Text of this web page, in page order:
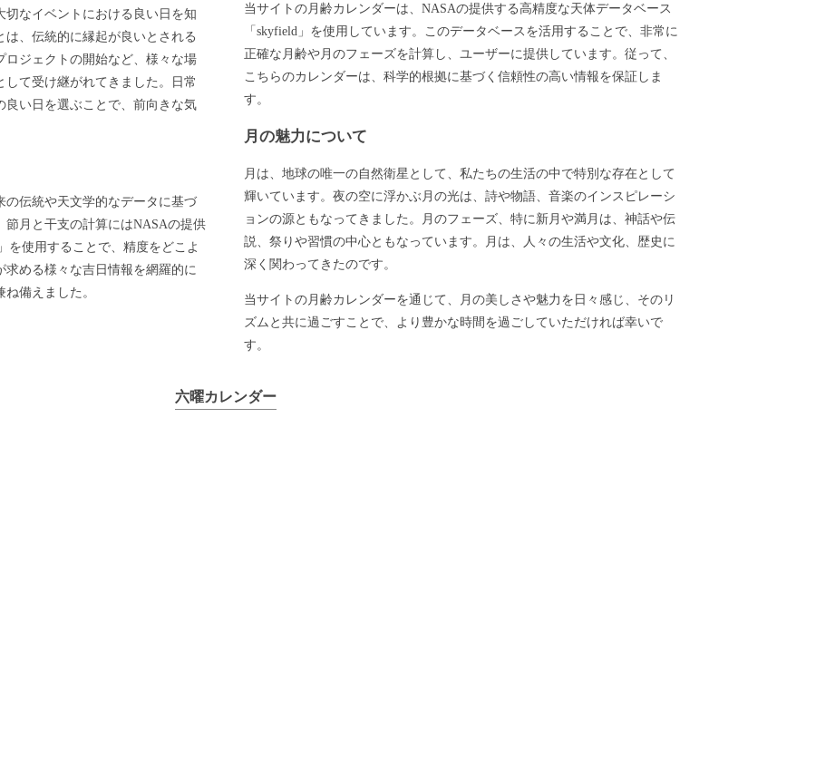
なイベントにおける良い日を知
、伝統的に縁起が良いとされる
ロジェクトの開始など、様々な場
て受け継がれてきました。日常
い日を選ぶことで、前向きな気
の伝統や天文学的なデータに基づ
節月と干支の計算にはNASAの提供
を使用することで、精度をどこよ
める様々な吉日情報を網羅的に
備えました。
当サイトの月齢カレンダーは、NASAの提供する高精度な天体データベース
「skyfield」を使用しています。このデータベースを活用することで、非常に
正確な月齢や月のフェーズを計算し、ユーザーに提供しています。従って、
こちらのカレンダーは、科学的根拠に基づく信頼性の高い情報を保証しま
す。
月の魅力について
月は、地球の唯一の自然衛星として、私たちの生活の中で特別な存在として
輝いています。夜の空に浮かぶ月の光は、詩や物語、音楽のインスピレーシ
ョンの源ともなってきました。月のフェーズ、特に新月や満月は、神話や伝
説、祭りや習慣の中心ともなっています。月は、人々の生活や文化、歴史に
深く関わってきたのです。
当サイトの月齢カレンダーを通じて、月の美しさや魅力を日々感じ、そのリ
ズムと共に過ごすことで、より豊かな時間を過ごしていただければ幸いで
す。
六曜カレンダー